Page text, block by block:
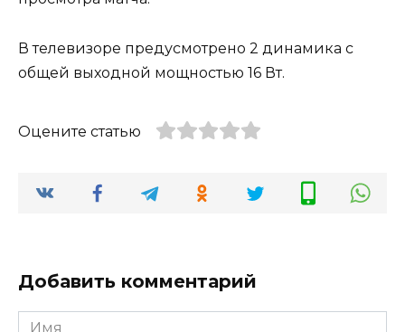
В телевизоре предусмотрено 2 динамика с
общей выходной мощностью 16 Вт.
Оцените статью
Добавить комментарий
Имя